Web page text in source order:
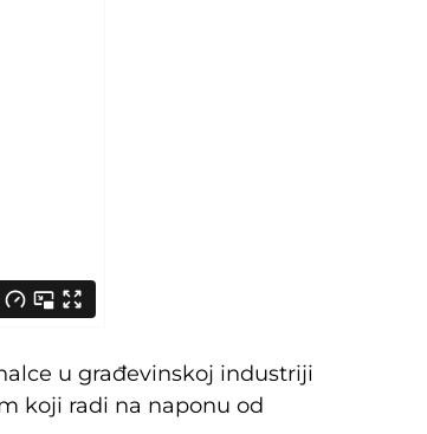
u građevinskoj industriji
koji radi na naponu od